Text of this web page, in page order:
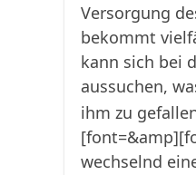
Versorgung
bekommt
kann sich bei
aussuchen,
ihm zu
wechselnd